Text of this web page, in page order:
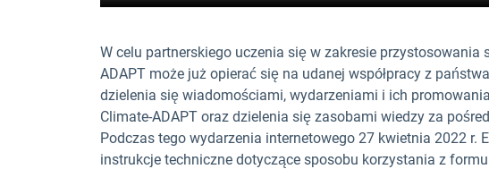
W celu partnerskiego uczenia się w zakresie
ADAPT może już opierać się na udanej współpracy z
dzielenia się wiadomościami, wydarzeniami i ich
Climate-ADAPT oraz dzielenia się zasobami wiedzy za
Podczas tego wydarzenia internetowego 27 kwietnia 2022 r.
instrukcje techniczne dotyczące sposobu korzystania z